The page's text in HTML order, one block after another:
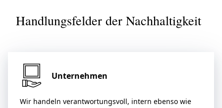
Handlungsfelder der Nachhaltigkeit
Unternehmen
Wir handeln verantwortungsvoll, intern ebenso wie